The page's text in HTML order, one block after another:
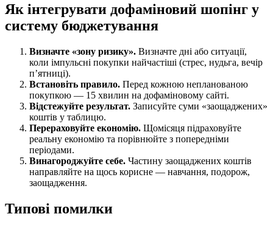
Як інтегрувати дофаміновий шопінг у
систему бюджетування
Визначте «зону ризику». Визначте дні або ситуації,
коли імпульсні покупки найчастіші (стрес, нудьга, вечір
п’ятниці).
Встановіть правило. Перед кожною непланованою
покупкою — 15 хвилин на дофаміновому сайті.
Відстежуйте результат. Записуйте суми «заощаджених»
коштів у таблицю.
Перераховуйте економію. Щомісяця підраховуйте
реальну економію та порівнюйте з попередніми
періодами.
Винагороджуйте себе. Частину заощаджених коштів
направляйте на щось корисне — навчання, подорож,
заощадження.
Типові помилки